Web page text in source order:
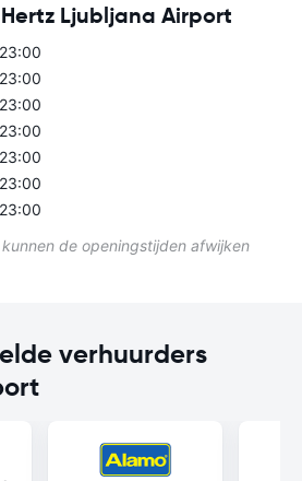
Ljubljana Airport
de openingstijden afwijken
verhuurders